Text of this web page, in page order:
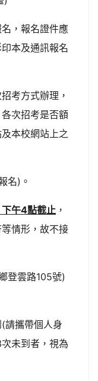
，報名證件應
本及通訊報名
考方式辦理，
次招考是否額
本校網站上之
名)。
午4點截止 ，
情形，故不接
登雲路105號)
請攜帶個人身
未到者，視為